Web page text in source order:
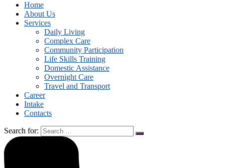
Home
About Us
Services
Daily Living
Complex Care
Community Participation
Life Skills Training
Domestic Assistance
Overnight Care
Travel and Transport
Career
Intake
Contacts
Search for: